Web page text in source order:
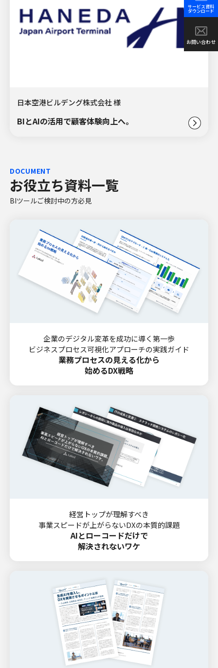
サービス資料
ダウンロード
お問い合わせ
日本空港ビルデング株式会社 様
BIとAIの活用で顧客体験向上へ。
DOCUMENT
お役立ち資料一覧
BIツールご検討中の方必見
企業のデジタル変革を成功に導く第一歩
ビジネスプロセス可視化アプローチの実践ガイド
業務プロセスの見える化から
始めるDX戦略
経営トップが理解すべき
事業スピードが上がらないDXの本質的課題
AIとローコードだけで
解決されないワケ